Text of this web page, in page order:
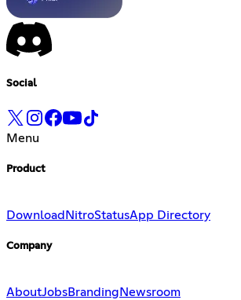
Social
Menu
Product
Download NitroStatusApp Directory
Company
AboutJobsBranding Newsroom